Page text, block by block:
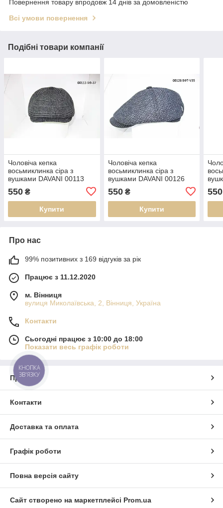
Повернення товару впродовж 14 днів за домовленістю
Всі умови повернення
Подібні товари компанії
Чоловіча кепка
восьмиклинка сіра з
вушками DAVANI 00113
550 ₴
Купити
Чоловіча кепка
восьмиклинка сіра з
вушками DAVANI 00126
550₴
Купити
550
Про нас
99% позитивних з 169 відгуків за рік
Працює з 11.12.2020
м. Вінниця
вулиця Миколаївська, 2, Вінниця, Україна
Контакти
Сьогодні працює з 10:00 до 18:00
Показати весь графік роботи
Про нас
Контакти
Доставка та оплата
Графік роботи
Повна версія сайту
Сайт створено на маркетплейсі Prom.ua
КНОПКА
ЗВ'ЯЗКУ